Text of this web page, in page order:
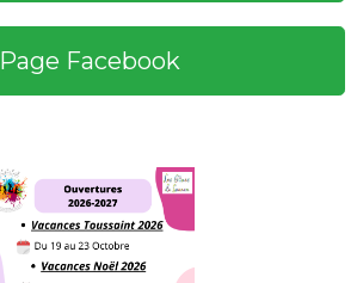
Page Facebook